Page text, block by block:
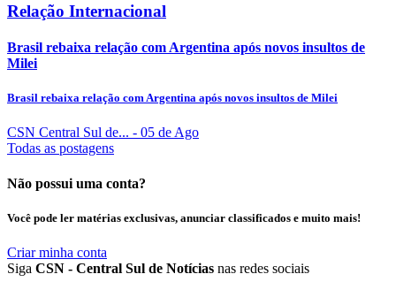
Relação Internacional
Brasil rebaixa relação com Argentina após novos insultos de
Milei
Brasil rebaixa relação com Argentina após novos insultos de Milei
CSN Central Sul de... - 05 de Ago
Todas as postagens
Não possui uma conta?
Você pode ler matérias exclusivas, anunciar classificados e muito mais!
Criar minha conta
Siga CSN - Central Sul de Notícias nas redes sociais